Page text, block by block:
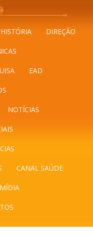
HISTÓRIA DIREÇÃO
EAD
NOTÍCIAS
CANAL SAÚDE